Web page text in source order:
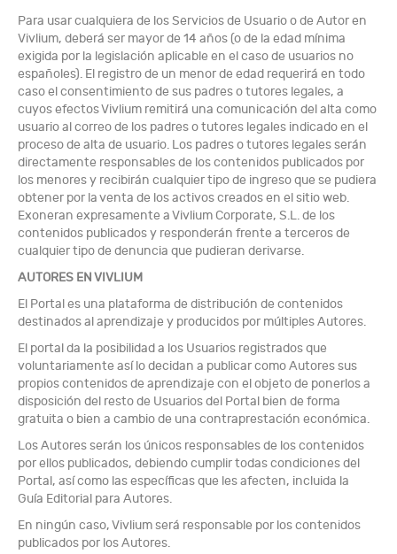
Para usar cualquiera de los Servicios de Usuario o de Autor en
Vivlium, deberá ser mayor de 14 años (o de la edad mínima
exigida por la legislación aplicable en el caso de usuarios no
españoles). El registro de un menor de edad requerirá en todo
caso el consentimiento de sus padres o tutores legales, a
cuyos efectos Vivlium remitirá una comunicación del alta como
usuario al correo de los padres o tutores legales indicado en el
proceso de alta de usuario. Los padres o tutores legales serán
directamente responsables de los contenidos publicados por
los menores y recibirán cualquier tipo de ingreso que se pudiera
obtener por la venta de los activos creados en el sitio web.
Exoneran expresamente a Vivlium Corporate, S.L. de los
contenidos publicados y responderán frente a terceros de
cualquier tipo de denuncia que pudieran derivarse.
AUTORES EN VIVLIUM
El Portal es una plataforma de distribución de contenidos
destinados al aprendizaje y producidos por múltiples Autores.
El portal da la posibilidad a los Usuarios registrados que
voluntariamente así lo decidan a publicar como Autores sus
propios contenidos de aprendizaje con el objeto de ponerlos a
disposición del resto de Usuarios del Portal bien de forma
gratuita o bien a cambio de una contraprestación económica.
Los Autores serán los únicos responsables de los contenidos
por ellos publicados, debiendo cumplir todas condiciones del
Portal, así como las específicas que les afecten, incluida la
Guía Editorial para Autores.
En ningún caso, Vivlium será responsable por los contenidos
publicados por los Autores.